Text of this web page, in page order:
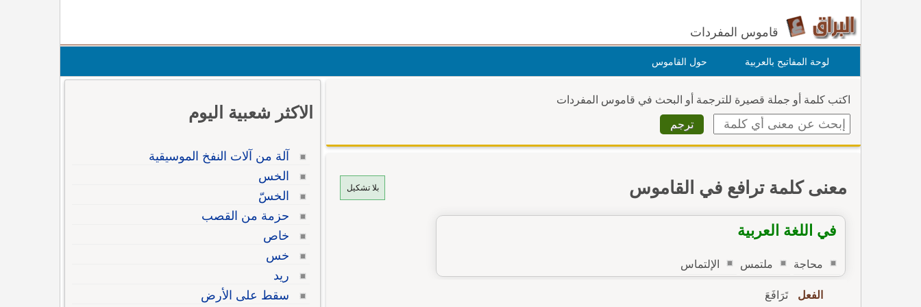
قاموس المفردات
لوحة المفاتيح بالعربية حول القاموس
اكتب كلمة أو جملة قصيرة للترجمة أو البحث في قاموس المفردات
بلا تشكيل معنى كلمة ترافع في القاموس
في اللغة العربية
محاجة ملتمس الإلتماس
الفعل تَرَافَعَ
الاكثر شعبية اليوم
آلة من آلات النفخ الموسيقية
الخس
الخسّ
حزمة من القصب
خاص
خس
ريد
سقط على الأرض